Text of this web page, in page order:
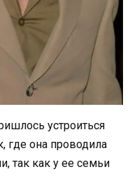
устроиться
где она проводила
так как у ее семьи